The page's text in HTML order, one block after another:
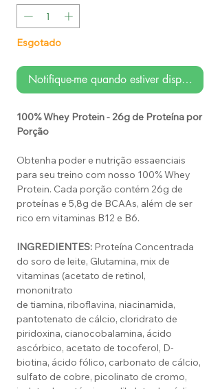
Esgotado
Notifique-me quando estiver disponível
100% Whey Protein - 26g de Proteína por
Porção
Obtenha poder e nutrição essaenciais
para seu treino com nosso 100% Whey
Protein. Cada porção contém 26g de
proteínas e 5,8g de BCAAs, além de ser
rico em vitaminas B12 e B6.
INGREDIENTES: Proteína Concentrada
do soro de leite, Glutamina, mix de
vitaminas (acetato de retinol,
mononitrato
de tiamina, riboflavina, niacinamida,
pantotenato de cálcio, cloridrato de
piridoxina, cianocobalamina, ácido
ascórbico, acetato de tocoferol, D-
biotina, ácido fólico, carbonato de cálcio,
sulfato de cobre, picolinato de cromo,